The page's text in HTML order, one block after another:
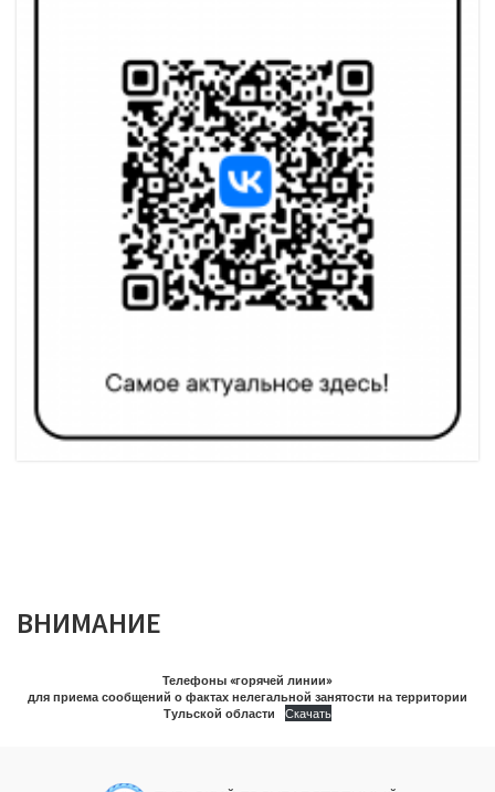
ВНИМАНИЕ
Телефоны «горячей линии»
для приема сообщений о фактах нелегальной занятости на территории
Тульской области
Скачать